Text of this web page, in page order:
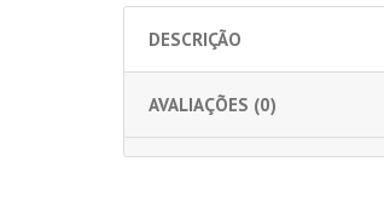
DESCRIÇÃO
AVALIAÇÕES (0)